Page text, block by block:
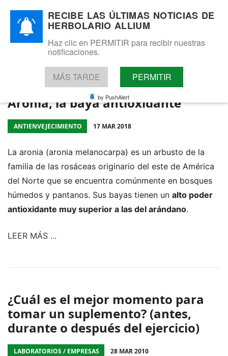
Herbolario Allium
Fitoterapia, complementos dietéticos y cosmética natural.
Tel: 655 025 421 - WhatsApp: 655 025 421
¡Atención! Este sitio usa cookies y
tecnologías similares.
Si no cambia la configuración de su navegador, usted acepta su
uso.Saber más
Aronia, la baya antioxidante
ANTIENVEJECIMIENTO 17 MAR 2018
La aronia (aronia melanocarpa) es un arbusto de la
familia de las rosáceas originario del este de América
del Norte que se encuentra comúnmente en bosques
húmedos y pantanos. Sus bayas tienen un alto poder
antioxidante muy superior a las del arándano.
LEER MÁS ...
¿Cuál es el mejor momento para
tomar un suplemento? (antes,
durante o después del ejercicio)
LABORATORIOS / EMPRESAS 28 MAR 2010
RECIBE LAS ÚLTIMAS NOTICIAS DE
HERBOLARIO ALLIUM
Haz clic en PERMITIR para recibir nuestras
notificaciones.
MÁS TARDE PERMITIR
by PushAlert